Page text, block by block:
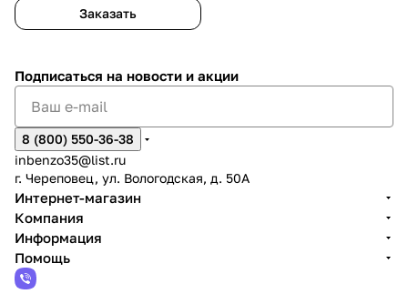
Заказать
Подписаться на новости и акции
8 (800) 550-36-38
inbenzo35@list.ru
г. Череповец, ул. Вологодская, д. 50А
Интернет-магазин
Компания
Информация
Помощь